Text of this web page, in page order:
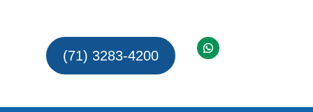
(71) 3283-4200